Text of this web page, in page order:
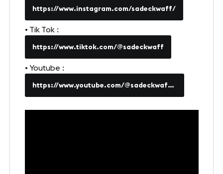
https://www.instagram.com/sadeckwaff/
• Tik Tok :
https://www.tiktok.com/@sadeckwaff
• Youtube :
https://www.youtube.com/@sadeckwaff9382